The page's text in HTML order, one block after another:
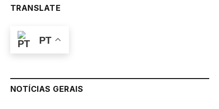
TRANSLATE
PT
NOTÍCIAS GERAIS